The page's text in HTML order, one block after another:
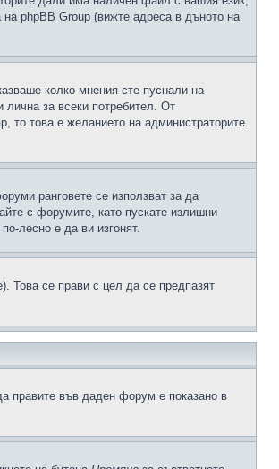
phpBB Group (вижте адреса в дъното на
колко мнения сте пуснали на
лична за всеки потребител. От
то това е желанието на администраторите.
ранговете се използват за да
с форумите, като пускате излишни
лесно е да ви изгонят.
Това се прави с цел да се предпазят
правите във даден форум е показано в